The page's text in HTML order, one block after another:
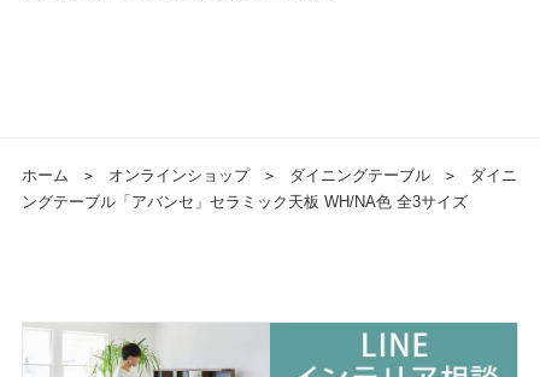
ホーム ＞ オンラインショップ ＞ ダイニングテーブル ＞
ダイニ
ングテーブル「アバンセ」セラミック天板 WH/NA色 全3サイズ